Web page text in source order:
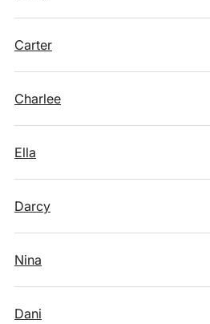
Carter
Charlee
Ella
Darcy
Nina
Dani